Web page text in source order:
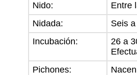
Nido:
Entre
Nidada:
Seis
Incubación:
26 a
Pichones: